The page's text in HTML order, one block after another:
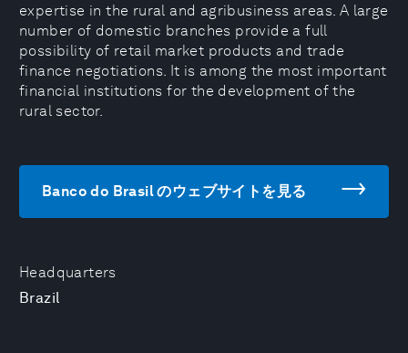
Headquarters
Brazil
expertise in the rural and agribusiness areas. A large
number of domestic branches provide a full
possibility of retail market products and trade
finance negotiations. It is among the most important
financial institutions for the development of the
rural sector.
Banco do Brasil のウェブサイトを見る